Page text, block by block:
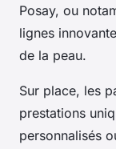
Posay, ou
lignes
de la peau.
Sur place, les
prestations
personnalisés